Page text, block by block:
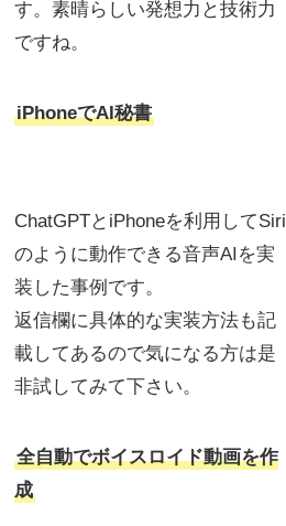
す。素晴らしい発想力と技術力
ですね。
iPhoneでAI秘書
ChatGPTとiPhoneを利用してSiri
のように動作できる音声AIを実
装した事例です。
返信欄に具体的な実装方法も記
載してあるので気になる方は是
非試してみて下さい。
全自動でボイスロイド動画を作
成